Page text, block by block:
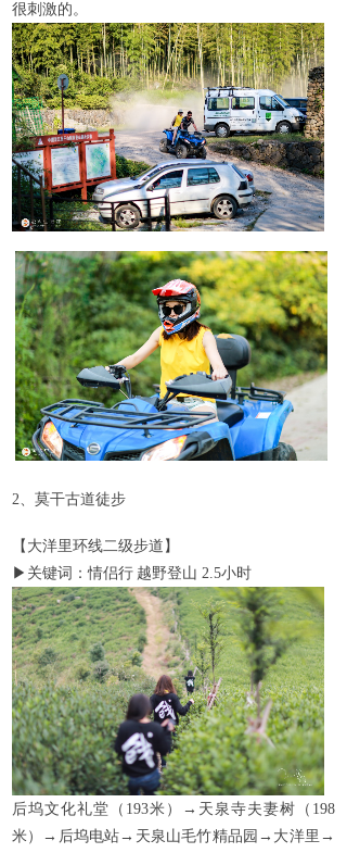
很刺激的。
2 、莫干古道徒步
【大洋里环线二级步道】
▶ 关键词：情侣行 越野登山 2.5小时
后坞文化礼堂（ 193米）→天泉寺夫妻树（ 198
米）→后坞电站→天泉山毛竹精品园→大洋里→